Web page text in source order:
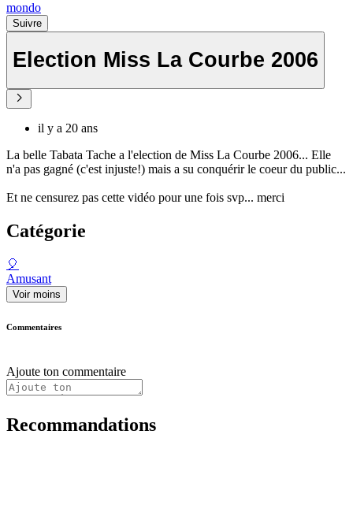
mondo
Suivre
Election Miss La Courbe 2006
il y a 20 ans
La belle Tabata Tache a l'election de Miss La Courbe 2006... Elle
n'a pas gagné (c'est injuste!) mais a su conquérir le coeur du public...
Et ne censurez pas cette vidéo pour une fois svp... merci
Catégorie
🎈
Amusant
Voir moins
Commentaires
Ajoute ton commentaire
Recommandations